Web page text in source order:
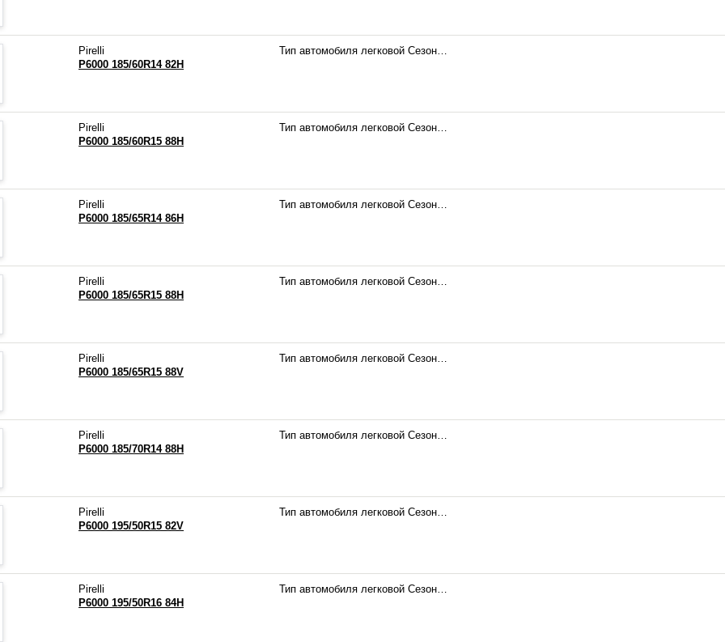
Pirelli
P6000 185/60R14 82H
Тип автомобиля легковой Сезон…
Pirelli
P6000 185/60R15 88H
Тип автомобиля легковой Сезон…
Pirelli
P6000 185/65R14 86H
Тип автомобиля легковой Сезон…
Pirelli
P6000 185/65R15 88H
Тип автомобиля легковой Сезон…
Pirelli
P6000 185/65R15 88V
Тип автомобиля легковой Сезон…
Pirelli
P6000 185/70R14 88H
Тип автомобиля легковой Сезон…
Pirelli
P6000 195/50R15 82V
Тип автомобиля легковой Сезон…
Pirelli
P6000 195/50R16 84H
Тип автомобиля легковой Сезон…